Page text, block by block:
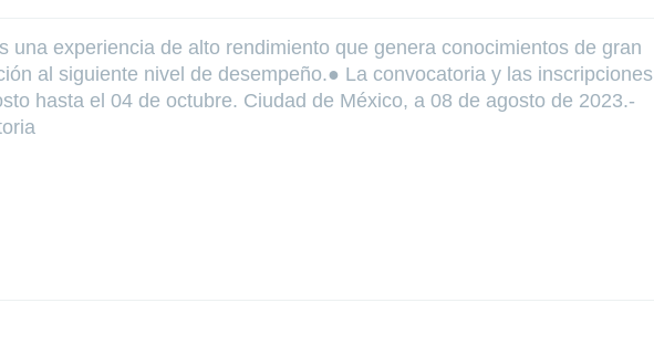
una experiencia de alto rendimiento que genera conocimientos de gran
al siguiente nivel de desempeño.● La convocatoria y las inscripciones
hasta el 04 de octubre. Ciudad de México, a 08 de agosto de 2023.-